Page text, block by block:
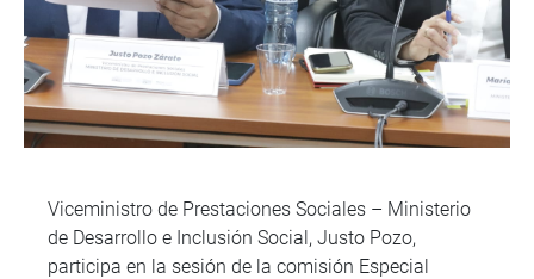
Viceministro de Prestaciones Sociales – Ministerio
de Desarrollo e Inclusión Social, Justo Pozo,
participa en la sesión de la comisión Especial